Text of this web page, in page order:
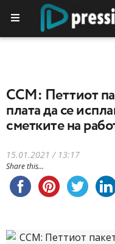
ССМ: Петтиот
плата да се
сметките на
15.01.2021 / 13:17
Share this...